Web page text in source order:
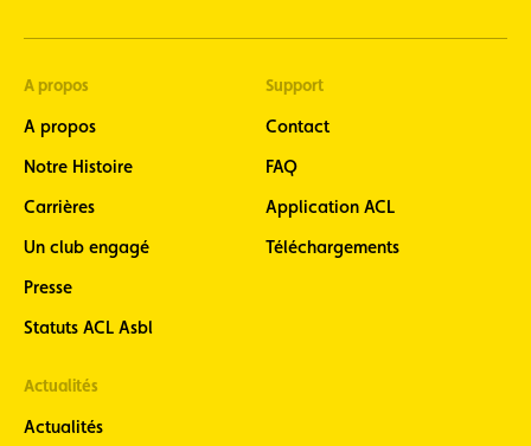
A propos
A propos
Notre Histoire
Carrières
Un club engagé
Presse
Statuts ACL Asbl
Support
Contact
FAQ
Application ACL
Téléchargements
Actualités
Actualités